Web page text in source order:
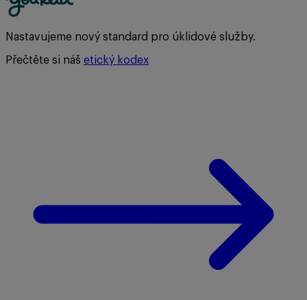
Nastavujeme nový standard pro úklidové služby.
Přečtěte si náš etický kodex